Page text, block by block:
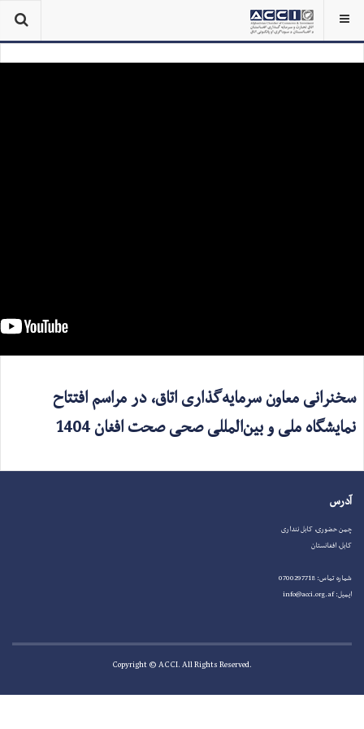
سخنرانی معاون سرمایه‌گذاری اتاق، در مراسم افتتاح
نمایشگاه ملی و بین‌المللی صحی صحت افغان 1404
آدرس
چمن حضوری، کابل ننداری
کابل، افغانستان
شماره تماس: 0700297718
ایمیل: info@acci.org.af
.Copyright © ACCI. All Rights Reserved